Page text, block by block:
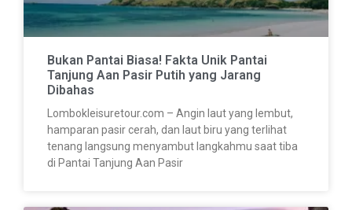
Bukan Pantai Biasa! Fakta Unik Pantai
Tanjung Aan Pasir Putih yang Jarang
Dibahas
Lombokleisuretour.com – Angin laut yang lembut,
hamparan pasir cerah, dan laut biru yang terlihat
tenang langsung menyambut langkahmu saat tiba
di Pantai Tanjung Aan Pasir